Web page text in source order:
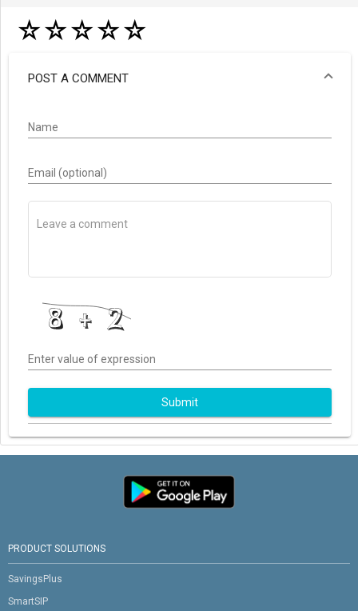
☆☆☆☆☆
POST A COMMENT
Name
Email (optional)
Enter value of expression
Submit
PRODUCT SOLUTIONS
SavingsPlus
SmartSIP